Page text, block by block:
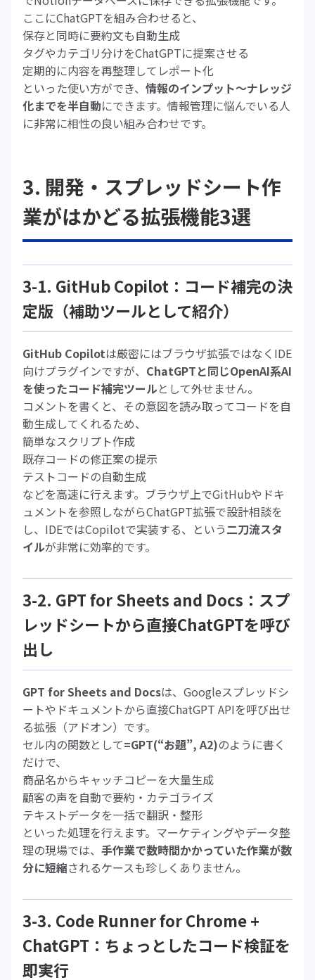
ここにChatGPTを組み合わせると、
保存と同時に要約文も自動生成
タグやカテゴリ分けをChatGPTに提案させる
定期的に内容を再整理してレポート化
といった使い方ができ、 情報のインプット〜ナレッジ
化までを半自動にできます。情報管理に悩んでいる人
に非常に相性の良い組み合わせです。
3. 開発・スプレッドシート作
業がはかどる拡張機能3選
3-1. GitHub Copilot：コード補完の決
定版（補助ツールとして紹介）
GitHub Copilotは厳密にはブラウザ拡張ではなくIDE
向けプラグインですが、 ChatGPTと同じOpenAI系AI
を使ったコード補完ツールとして外せません。
コメントを書くと、その意図を読み取ってコードを自
動生成してくれるため、
簡単なスクリプト作成
既存コードの修正案の提示
テストコードの自動生成
などを高速に行えます。ブラウザ上でGitHubやドキ
ュメントを参照しながらChatGPT拡張で設計相談を
し、IDEではCopilotで実装する、という二刀流スタ
イルが非常に効率的です。
3-2. GPT for Sheets and Docs：スプ
レッドシートから直接ChatGPTを呼び
出し
GPT for Sheets and Docsは、Googleスプレッドシ
ートやドキュメントから直接ChatGPT APIを呼び出せ
る拡張（アドオン）です。
セル内の関数として=GPT(“お題”, A2)のように書く
だけで、
商品名からキャッチコピーを大量生成
顧客の声を自動で要約・カテゴライズ
テキストデータを一括で翻訳・整形
といった処理を行えます。マーケティングやデータ整
理の現場では、 手作業で数時間かかっていた作業が数
分に短縮されるケースも珍しくありません。
3-3. Code Runner for Chrome +
ChatGPT：ちょっとしたコード検証を
即実行